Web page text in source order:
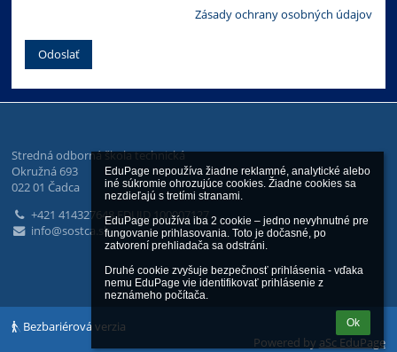
EduPage nepoužíva žiadne reklamné, analytické alebo
iné súkromie ohrozujúce cookies. Žiadne cookies sa
nezdieľajú s tretími stranami.
EduPage používa iba 2 cookie – jedno nevyhnutné pre
fungovanie prihlasovania. Toto je dočasné, po
zatvorení prehliadača sa odstráni.
Druhé cookie zvyšuje bezpečnosť prihlásenia - vďaka
nemu EduPage vie identifikovať prihlásenie z
neznámeho počítača.
Ok
Zásady ochrany osobných údajov
Stredná odborná škola technická
Okružná 693
022 01 Čadca
+421 414327648 EDUID 100007127
info@sostca.sk
Bezbariérová verzia
Powered by aSc EduPage